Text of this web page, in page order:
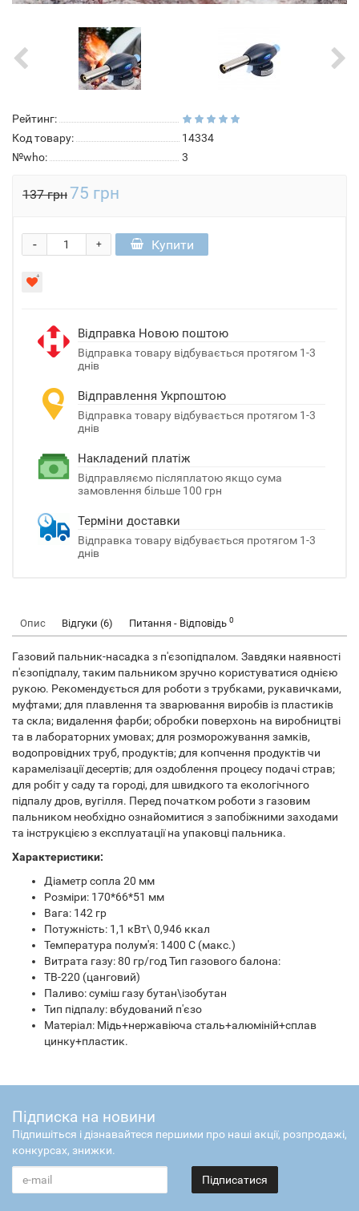
Рейтинг:
Код товару:
14334
№who:
3
137 грн 75 грн
+
- Купити
Відправка Новою поштою
Відправка товару відбувається протягом 1-3
днів
Відправлення Укрпоштою
Відправка товару відбувається протягом 1-3
днів
Накладений платіж
Відправляємо післяплатою якщо сума
замовлення більше 100 грн
Терміни доставки
Відправка товару відбувається протягом 1-3
днів
Опис Відгуки (6) Питання - Відповідь 0
Газовий пальник-насадка з п'єзопідпалом. Завдяки наявності
п'єзопідпалу, таким пальником зручно користуватися однією
рукою. Рекомендується для роботи з трубками, рукавичками,
муфтами; для плавлення та зварювання виробів із пластиків
та скла; видалення фарби; обробки поверхонь на виробництві
та в лабораторних умовах; для розморожування замків,
водопровідних труб, продуктів; для копчення продуктів чи
карамелізації десертів; для оздоблення процесу подачі страв;
для робіт у саду та городі, для швидкого та екологічного
підпалу дров, вугілля. Перед початком роботи з газовим
пальником необхідно ознайомитися з запобіжними заходами
та інструкцією з експлуатації на упаковці пальника.
Характеристики:
Діаметр сопла 20 мм
Розміри: 170*66*51 мм
Вага: 142 гр
Потужність: 1,1 кВт\ 0,946 ккал
Температура полум'я: 1400 С (макс.)
Витрата газу: 80 гр/год Тип газового балона:
ТВ-220 (цанговий)
Паливо: суміш газу бутан\ізобутан
Тип підпалу: вбудований п'єзо
Матеріал: Мідь+нержавіюча сталь+алюміній+сплав
цинку+пластик.
Підписка на новини
Підпишіться і дізнавайтеся першими про наші акції, розпродажі,
конкурсах, знижки.
Підписатися